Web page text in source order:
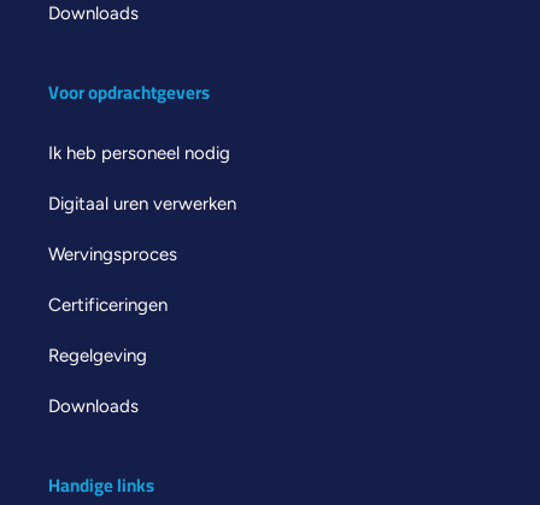
Downloads
Voor opdrachtgevers
Ik heb personeel nodig
Digitaal uren verwerken
Wervingsproces
Certificeringen
Regelgeving
Downloads
Handige links